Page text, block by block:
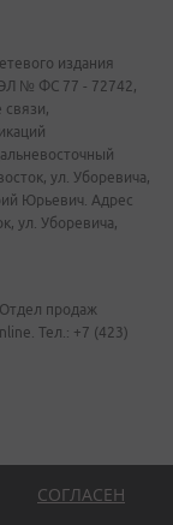
СОГЛАСЕН
издания
ЭЛ № ФС 77 - 72742,
ул. Уборевича,
Юрьевич. Адрес
ул. Уборевича,
продаж
Тел.: +7 (423)